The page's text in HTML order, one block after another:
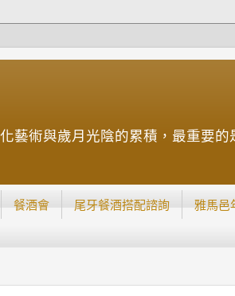
藝術與歲月光陰的累積，最重要
餐酒會 尾牙餐酒搭配諮詢 雅馬邑